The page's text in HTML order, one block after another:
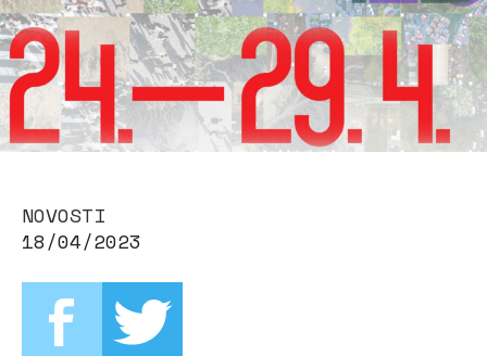
NOVOSTI
18/04/2023